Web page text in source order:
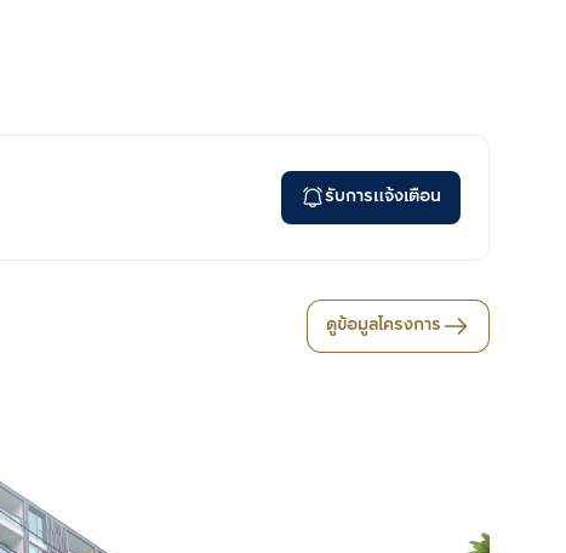
รับการแจ้งเตือน
ดูข้อมูลโครงการ